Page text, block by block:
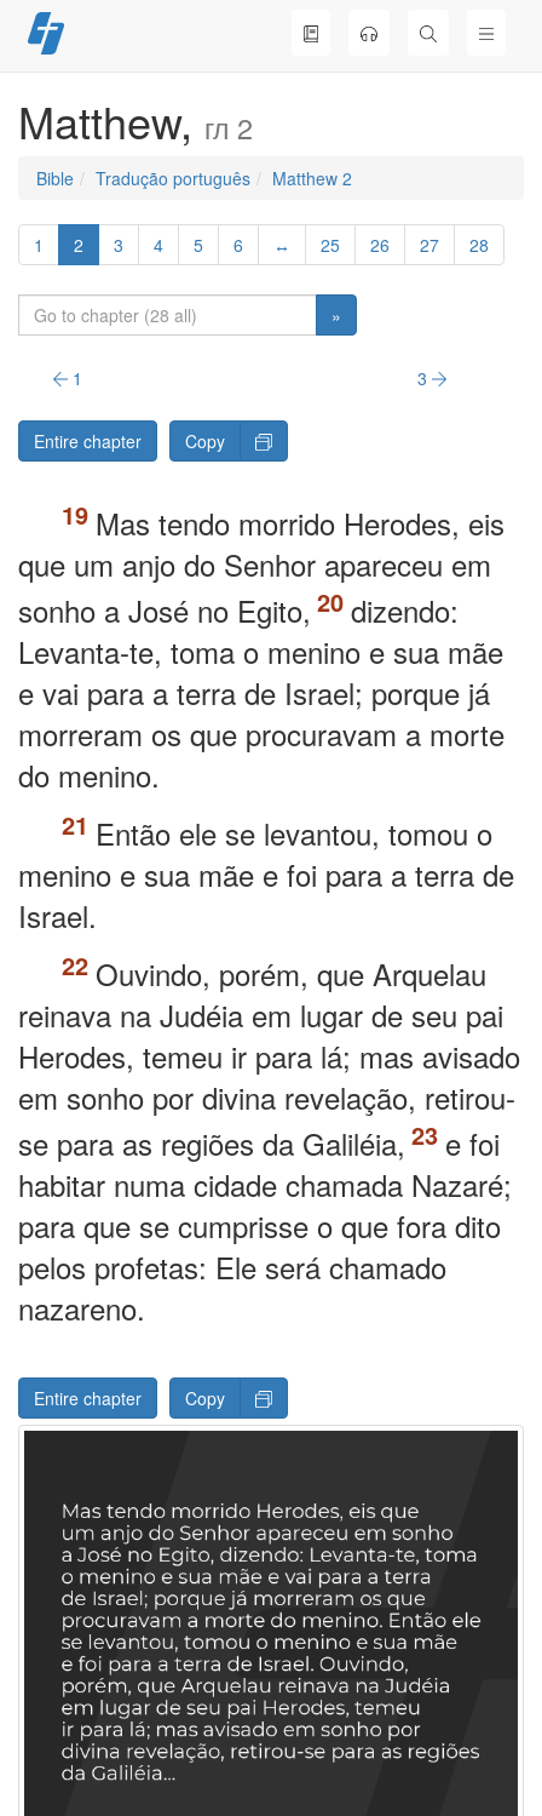
Skip
to
Matthew, гл 2
Bible Tradução português Matthew 2
1 2 3 4 5 6 ↔ 25 26 27 28
»
1 3
Entire chapter Copy
Mas tendo morrido Herodes, eis
que um anjo do Senhor apareceu em
sonho a José no Egito,
dizendo:
Levanta-te, toma o menino e sua mãe
e vai para a terra de Israel; porque já
morreram os que procuravam a morte
do menino.
Então ele se levantou, tomou o
menino e sua mãe e foi para a terra de
Israel.
Ouvindo, porém, que Arquelau
reinava na Judéia em lugar de seu pai
Herodes, temeu ir para lá; mas avisado
em sonho por divina revelação, retirou-
se para as regiões da Galiléia,
e foi
habitar numa cidade chamada Nazaré;
para que se cumprisse o que fora dito
pelos profetas: Ele será chamado
nazareno.
Entire chapter Copy